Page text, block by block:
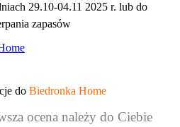
29.10-04.11 2025 r. lub do
zapasów
do Biedronka Home
ocena należy do Ciebie